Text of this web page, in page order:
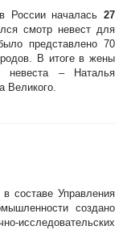
России началась 27
смотр невест для
представлено 70
В итоге в жены
невеста – Наталья
Великого.
Управления
создано
исследовательских